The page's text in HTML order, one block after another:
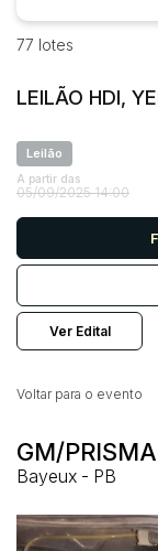
Veículos
Carros
Utilitário
Bairro
Judiciais
R$
77 lotes
LEILÃO HDI,
Leilão
A partir das
05/09/2025 14:00
Ver Edital
GM/
Bayeux - PB
Voltar para o evento